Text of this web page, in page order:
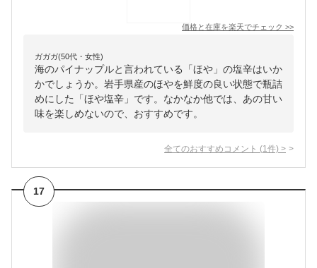
価格と在庫を楽天でチェック >>
ガガガ(50代・女性)
海のパイナップルと言われている「ほや」の塩辛はいか
かでしょうか。岩手県産のほやを鮮度の良い状態で瓶詰
めにした「ほや塩辛」です。なかなか他では、あの甘い
味を楽しめないので、おすすめです。
全てのおすすめコメント (1 件) >
17